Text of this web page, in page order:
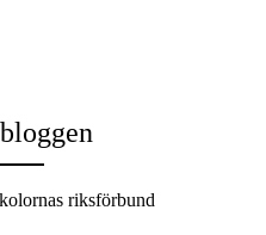
riksförbund